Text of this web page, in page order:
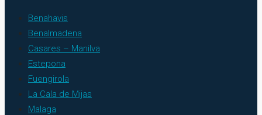
Benahavis
Benalmadena
Casares – Manilva
Estepona
Fuengirola
La Cala de Mijas
Malaga